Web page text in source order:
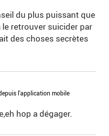
du plus puissant que
retrouver suicider par
des choses secrètes
l'application mobile
hop a dégager.